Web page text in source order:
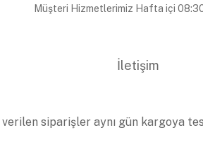
Müşteri Hizmetlerimiz Hafta içi
İletişim
verilen siparişler aynı gün kargoya